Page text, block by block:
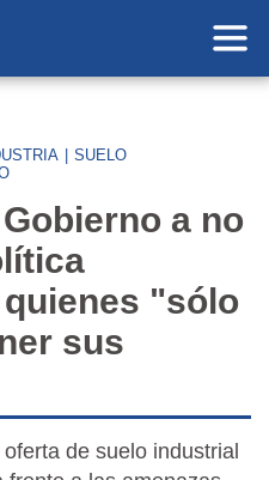
SUELO
a no
"sólo
sus
de suelo industrial